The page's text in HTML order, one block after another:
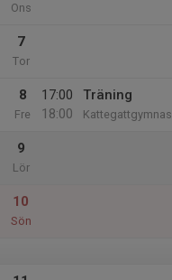
Ons
7
Tor
8
Fre
17:00
18:00
Träning
9
Lör
10
Sön